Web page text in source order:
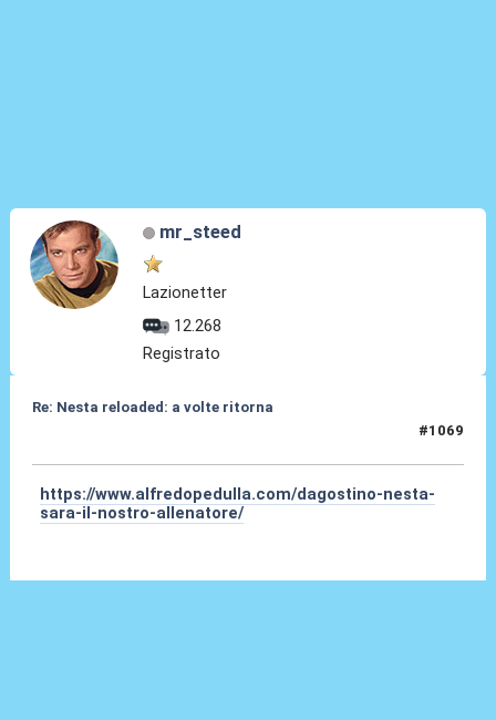
mr_steed
Lazionetter
12.268
Registrato
Re: Nesta reloaded: a volte ritorna
#1069
https://www.alfredopedulla.com/dagostino-nesta-
sara-il-nostro-allenatore/